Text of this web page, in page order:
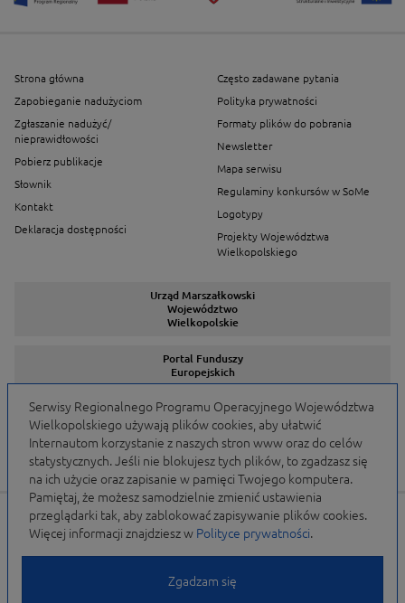
Strona główna
Zapobieganie nadużyciom
Zgłaszanie nadużyć/
nieprawidłowości
Pobierz publikacje
Słownik
Kontakt
Deklaracja dostępności
Często zadawane pytania
Polityka prywatności
Formaty plików do pobrania
Newsletter
Mapa serwisu
Regulaminy konkursów w SoMe
Logotypy
Projekty Województwa
Wielkopolskiego
Urząd Marszałkowski
Województwo
Wielkopolskie
Portal Funduszy
Europejskich
Serwisy Programów
Portal finansowany przez Unię Europejską w ramach
WRPO 2007-2013 i WRPO 2014-2020 oraz budżet
Serwisy Regionalnego Programu Operacyjnego Województwa
Wielkopolskiego używają plików cookies, aby ułatwić
Internautom korzystanie z naszych stron www oraz do celów
statystycznych. Jeśli nie blokujesz tych plików, to zgadzasz się
na ich użycie oraz zapisanie w pamięci Twojego komputera.
Pamiętaj, że możesz samodzielnie zmienić ustawienia
przeglądarki tak, aby zablokować zapisywanie plików cookies.
Więcej informacji znajdziesz w Polityce prywatności.
Zgadzam się